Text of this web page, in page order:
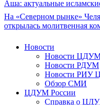
Аша: актуальные
На «Северном рынке»
открылась молитвенная
Новости
Новости ЦДУМ
Новости РДУМ
Новости РИУ
Обзор СМИ
ЦДУМ России
Справка о